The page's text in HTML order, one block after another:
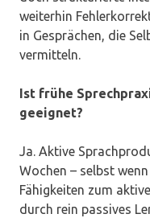
weiterhin
in Gesprächen, die
vermitteln.
Ist frühe
geeignet?
Ja. Aktive
Wochen – selbst
Fähigkeiten zum
durch rein passives